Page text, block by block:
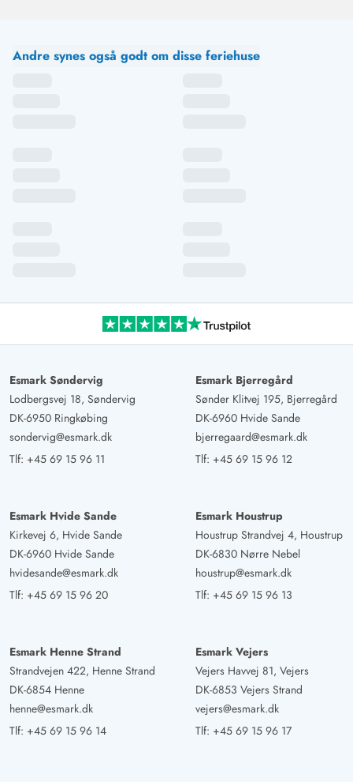
Andre synes også godt om disse feriehuse
Esmark Søndervig
Lodbergsvej 18, Søndervig
DK-6950 Ringkøbing
sondervig@esmark.dk
Tlf: +45 69 15 96 11
Esmark Bjerregård
Sønder Klitvej 195, Bjerregård
DK-6960 Hvide Sande
bjerregaard@esmark.dk
Tlf: +45 69 15 96 12
Esmark Hvide Sande
Kirkevej 6, Hvide Sande
DK-6960 Hvide Sande
hvidesande@esmark.dk
Tlf: +45 69 15 96 20
Esmark Houstrup
Houstrup Strandvej 4, Houstrup
DK-6830 Nørre Nebel
houstrup@esmark.dk
Tlf: +45 69 15 96 13
Esmark Henne Strand
Strandvejen 422, Henne Strand
DK-6854 Henne
henne@esmark.dk
Tlf: +45 69 15 96 14
Esmark Vejers
Vejers Havvej 81, Vejers
DK-6853 Vejers Strand
vejers@esmark.dk
Tlf: +45 69 15 96 17